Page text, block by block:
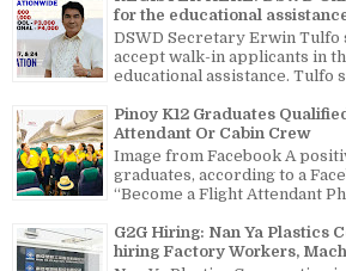
for the educational
DSWD Secretary Erwin
accept walk-in applicants in
educational assistance. Tulfo
Pinoy K12 Graduates
Attendant Or Cabin Crew
Image from Facebook A
graduates, according to a
“Become a Flight Attendant
G2G Hiring: Nan Ya Plastics
hiring Factory Workers,